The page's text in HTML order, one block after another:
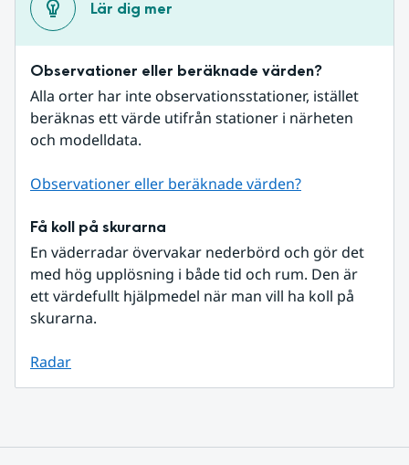
Lär dig mer
Observationer eller beräknade värden?
Alla orter har inte observationsstationer, istället
beräknas ett värde utifrån stationer i närheten
och modelldata.
Observationer eller beräknade värden?
Få koll på skurarna
En väderradar övervakar nederbörd och gör det
med hög upplösning i både tid och rum. Den är
ett värdefullt hjälpmedel när man vill ha koll på
skurarna.
Radar